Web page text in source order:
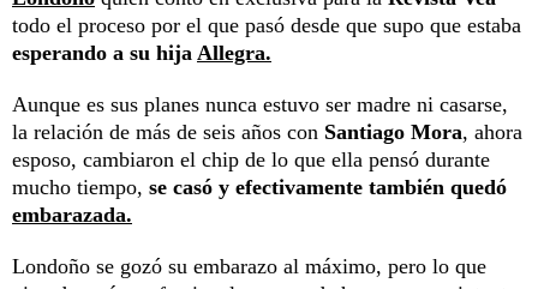
todo el proceso por el que pasó desde que supo que estaba
esperando a su hija Allegra.
Aunque es sus planes nunca estuvo ser madre ni casarse,
la relación de más de seis años con Santiago Mora, ahora
esposo, cambiaron el chip de lo que ella pensó durante
mucho tiempo, se casó y efectivamente también quedó
embarazada.
Londoño se gozó su embarazo al máximo, pero lo que